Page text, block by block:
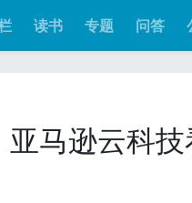
读书 专题 问答
马逊云科技